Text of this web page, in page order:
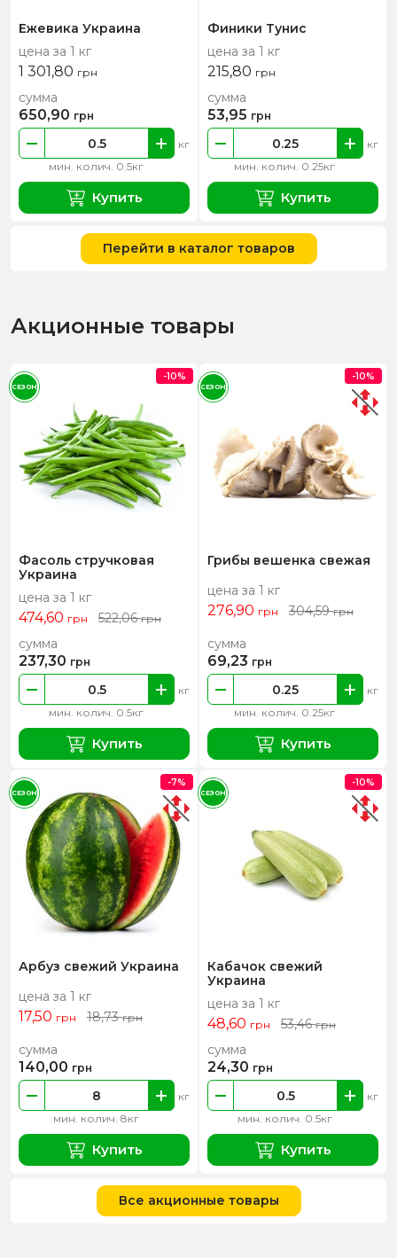
Ежевика Украина
цена за 1 кг
1 301,80 грн
мин. колич. 0.5кг
кг
сумма
650,90 грн
Купить
Финики Тунис
цена за 1 кг
215,80 грн
мин. колич. 0.25кг
кг
сумма
53,95 грн
Купить
Перейти в каталог товаров
Акционные товары
Фасоль стручковая
Украина
цена за 1 кг
474,60 грн 522,06грн
мин. колич. 0.5кг
кг
сумма
237,30 грн
Купить
-10%
СЕЗОН
Грибы вешенка свежая
цена за 1 кг
276,90 грн 304,59грн
мин. колич. 0.25кг
кг
сумма
69,23 грн
Купить
-10%
СЕЗОН
Арбуз свежий Украина
цена за 1 кг
17,50 грн 18,73грн
мин. колич. 8кг
кг
сумма
140,00 грн
Купить
-7%
СЕЗОН
Кабачок свежий
Украина
цена за 1 кг
48,60 грн 53,46грн
мин. колич. 0.5кг
кг
сумма
24,30 грн
Купить
-10%
СЕЗОН
Все акционные товары